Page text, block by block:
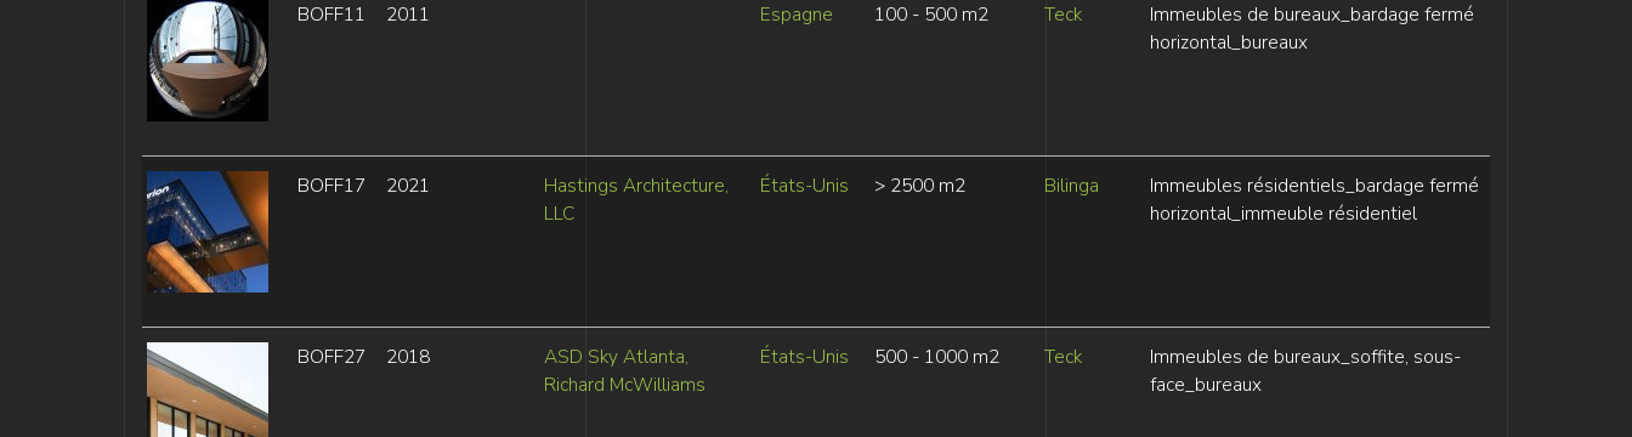
BOFF11 2011 Espagne 100 - 500 m2 Teck
Immeubles de bureaux_bardage fermé
horizontal_bureaux
BOFF17 2021
Hastings Architecture,
LLC
États-Unis > 2500 m2 Bilinga
Immeubles résidentiels_bardage fermé
horizontal_immeuble résidentiel
BOFF27 2018
ASD Sky Atlanta,
Richard McWilliams
États-Unis 500 - 1000 m2 Teck
Immeubles de bureaux_soffite, sous-
face_bureaux